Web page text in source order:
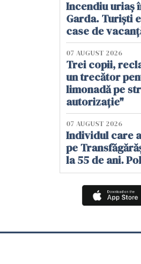
Incendiu uriaș
Garda. Turiști
case de
07 AUGUST 2026
Trei copii,
un trecător
limonadă pe
autorizație"
07 AUGUST 2026
Individul care
pe
la 55 de ani.